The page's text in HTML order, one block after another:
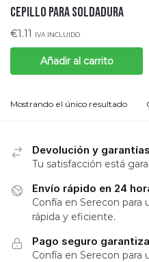
CEPILLO PARA SOLDADURA
€1.11 IVA INCLUIDO
Añadir al carrito
Mostrando el único resultado
Devolución y
Tu satisfacción está
Envío rápido en 24
Confía en Serecon para
rápida y eficiente.
Pago seguro
Confía en Serecon para